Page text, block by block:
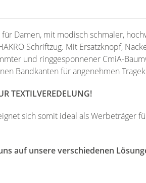
für Damen, mit modisch schmaler,
Schriftzug. Mit Ersatzknopf,
und ringgesponnener CmiA-
Bandkanten für angenehmen
TEXTILVEREDELUNG!
sich somit ideal als Werbeträger
auf unsere verschiedenen